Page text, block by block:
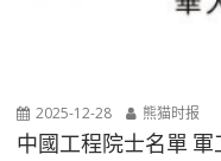
2025-12-28 熊猫时报
中國工程院士名單